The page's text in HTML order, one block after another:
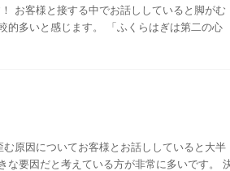
お客様と接する中でお話ししていると脚がむ
的多いと感じます。 「ふくらはぎは第二の心
原因についてお客様とお話ししていると大半
な要因だと考えている方が非常に多いです。